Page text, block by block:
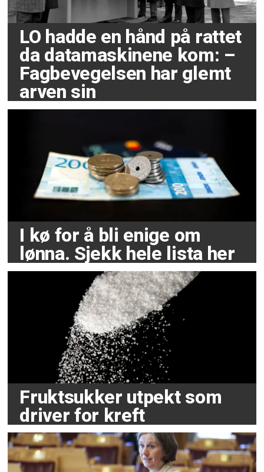
LO hadde en hånd på rattet
da datamaskinene kom: –
Fagbevegelsen har glemt
arven sin
I kø for å bli enige om
lønna. Sjekk hele lista her
Fruktsukker utpekt som
driver for kreft